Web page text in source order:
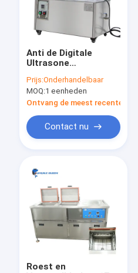
Anti de Digitale
Ultrasone
Machine van het
Explosieontwerp 38L
met Enige Tank
Prijs:Onderhandelbaar
MOQ:1 eenheden
Ontvang de meest recente
Contact nu
Roest en